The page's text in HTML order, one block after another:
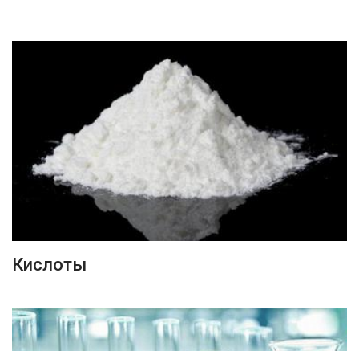
ПОДРОБНЕЕ
Кислоты